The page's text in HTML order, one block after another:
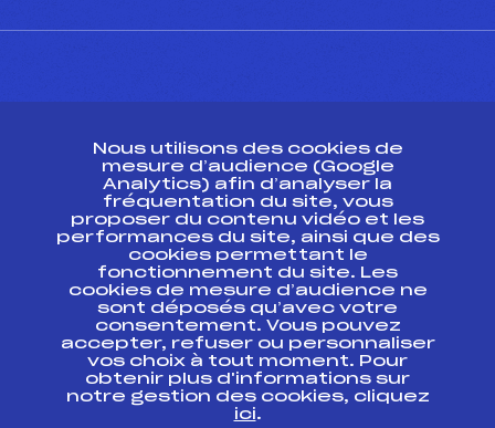
ESPACE PRESSE
Ressources
Pass’Neige
Projet sportif fédéral
Projet de performance fédéral
Antidopage
Pôle Développement, Formation, Suivi
Scientifique
Listes ministérielles
Pôle vie de l’athlète
Nous utilisons des cookies de
mesure d’audience (Google
Analytics) afin d’analyser la
fréquentation du site, vous
proposer du contenu vidéo et les
performances du site, ainsi que des
cookies permettant le
fonctionnement du site. Les
cookies de mesure d’audience ne
sont déposés qu’avec votre
consentement. Vous pouvez
accepter, refuser ou personnaliser
vos choix à tout moment. Pour
obtenir plus d'informations sur
notre gestion des cookies, cliquez
ici.